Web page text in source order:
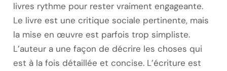
livres rythme pour rester vraiment engageante.
Le livre est une critique sociale pertinente, mais
la mise en œuvre est parfois trop simpliste.
L’auteur a une façon de décrire les choses qui
est à la fois détaillée et concise. L’écriture est